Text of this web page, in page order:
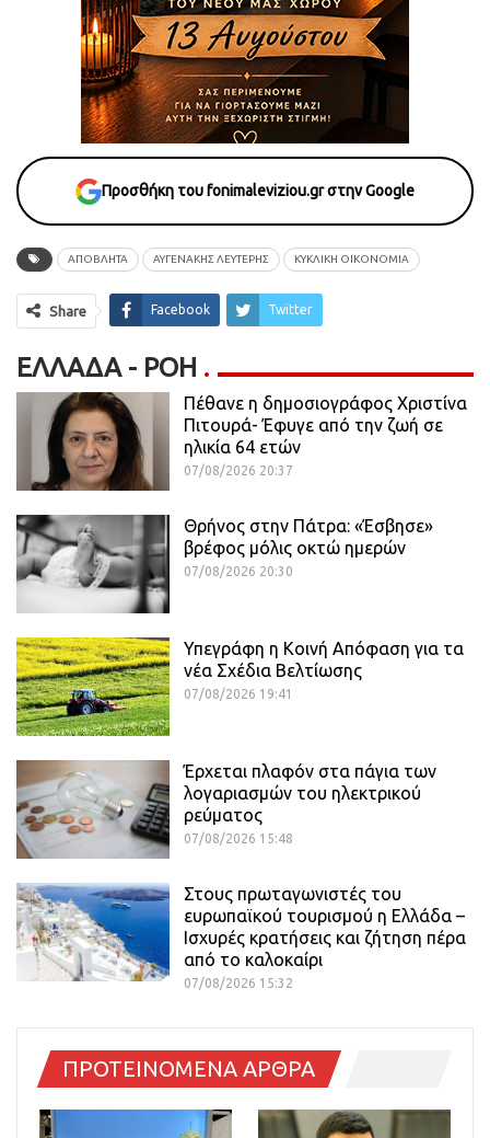
Προσθήκη του fonimaleviziou.gr στην Google
ΑΠΟΒΛΗΤΑ ΑΥΓΕΝΑΚΗΣ ΛΕΥΤΕΡΗΣ ΚΥΚΛΙΚΗ ΟΙΚΟΝΟΜΙΑ
Share Facebook Twitter
ΕΛΛΆΔΑ - ΡΟΗ
Πέθανε η δημοσιογράφος Χριστίνα
Πιτουρά- Έφυγε από την ζωή σε
ηλικία 64 ετών
07/08/2026 20:37
Θρήνος στην Πάτρα: «Έσβησε»
βρέφος μόλις οκτώ ημερών
07/08/2026 20:30
Υπεγράφη η Κοινή Απόφαση για τα
νέα Σχέδια Βελτίωσης
07/08/2026 19:41
Έρχεται πλαφόν στα πάγια των
λογαριασμών του ηλεκτρικού
ρεύματος
07/08/2026 15:48
Στους πρωταγωνιστές του
ευρωπαϊκού τουρισμού η Ελλάδα –
Ισχυρές κρατήσεις και ζήτηση πέρα
από το καλοκαίρι
07/08/2026 15:32
ΠΡΟΤΕΙΝΟΜΕΝΑ ΑΡΘΡΑ